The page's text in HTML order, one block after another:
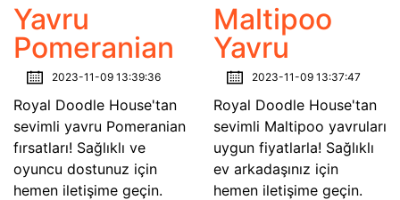
Yavru
Pomeranian
2023-11-09 13:39:36
Royal Doodle House'tan
sevimli yavru Pomeranian
fırsatları! Sağlıklı ve
oyuncu dostunuz için
hemen iletişime geçin.
Maltipoo
Yavru
2023-11-09 13:37:47
Royal Doodle House'tan
sevimli Maltipoo yavruları
uygun fiyatlarla! Sağlıklı
ev arkadaşınız için
hemen iletişime geçin.